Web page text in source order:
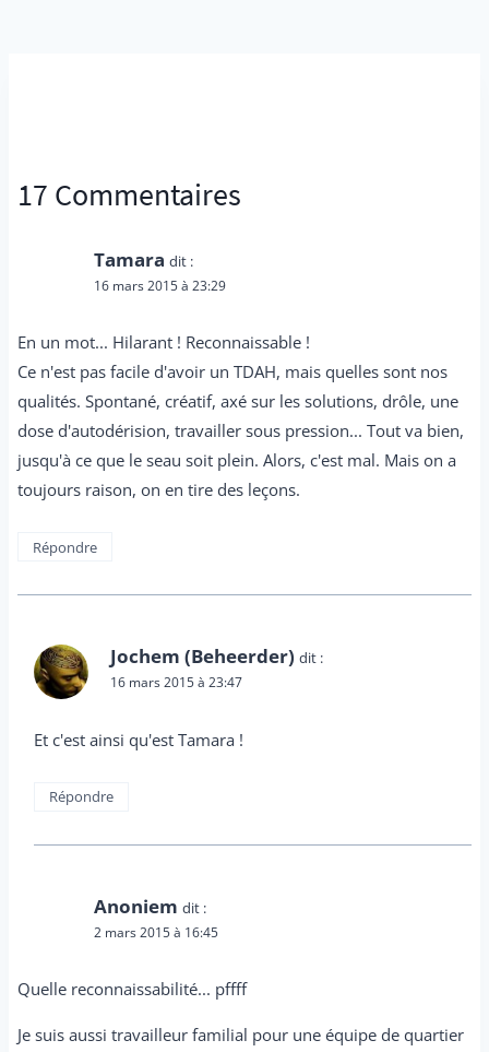
17 Commentaires
Tamara dit :
16 mars 2015 à 23:29
En un mot... Hilarant ! Reconnaissable !
Ce n'est pas facile d'avoir un TDAH, mais quelles sont nos
qualités. Spontané, créatif, axé sur les solutions, drôle, une
dose d'autodérision, travailler sous pression... Tout va bien,
jusqu'à ce que le seau soit plein. Alors, c'est mal. Mais on a
toujours raison, on en tire des leçons.
Répondre
Jochem (Beheerder) dit :
16 mars 2015 à 23:47
Et c'est ainsi qu'est Tamara !
Répondre
Anoniem dit :
2 mars 2015 à 16:45
Quelle reconnaissabilité... pffff
Je suis aussi travailleur familial pour une équipe de quartier